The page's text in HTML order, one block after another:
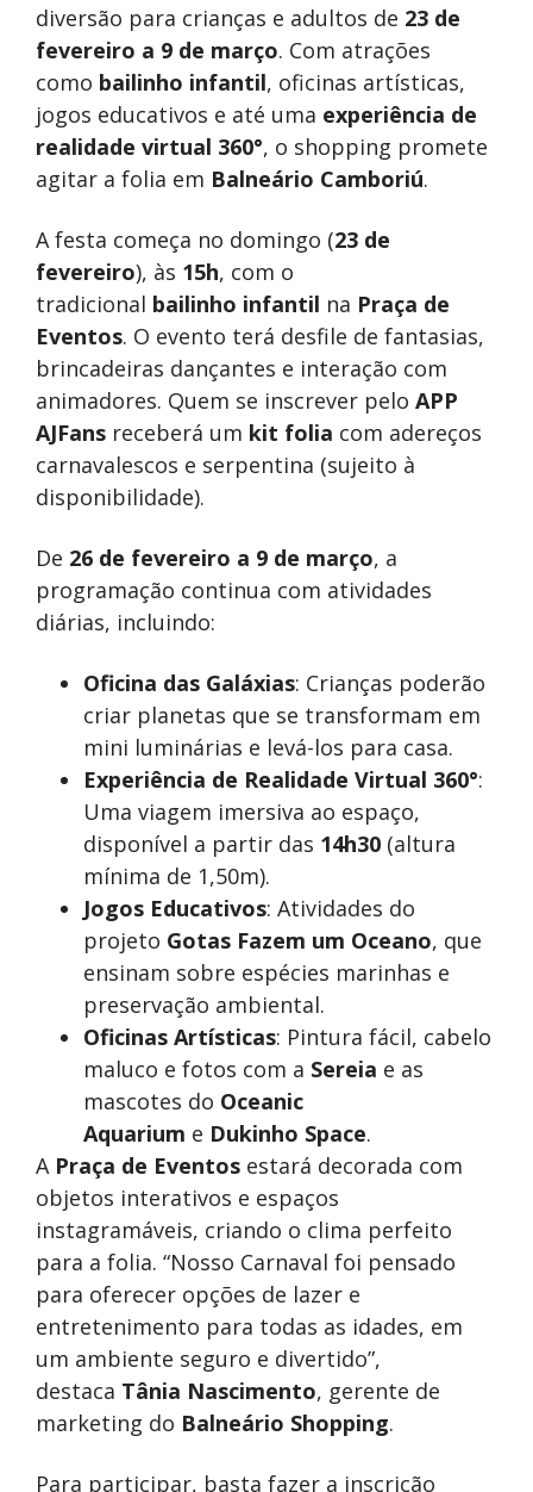
diversão para crianças e adultos de 23 de
fevereiro a 9 de março. Com atrações
como bailinho infantil, oficinas artísticas,
jogos educativos e até uma experiência de
realidade virtual 360°, o shopping promete
agitar a folia em Balneário Camboriú.
A festa começa no domingo (23 de
fevereiro), às 15h, com o
tradicional bailinho infantil na Praça de
Eventos. O evento terá desfile de fantasias,
brincadeiras dançantes e interação com
animadores. Quem se inscrever pelo APP
AJFans receberá um kit folia com adereços
carnavalescos e serpentina (sujeito à
disponibilidade).
De 26 de fevereiro a 9 de março, a
programação continua com atividades
diárias, incluindo:
Oficina das Galáxias: Crianças poderão
criar planetas que se transformam em
mini luminárias e levá-los para casa.
Experiência de Realidade Virtual 360°:
Uma viagem imersiva ao espaço,
disponível a partir das 14h30 (altura
mínima de 1,50m).
Jogos Educativos: Atividades do
projeto Gotas Fazem um Oceano, que
ensinam sobre espécies marinhas e
preservação ambiental.
Oficinas Artísticas: Pintura fácil, cabelo
maluco e fotos com a Sereia e as
mascotes do Oceanic
Aquarium e Dukinho Space.
A Praça de Eventos estará decorada com
objetos interativos e espaços
instagramáveis, criando o clima perfeito
para a folia. “Nosso Carnaval foi pensado
para oferecer opções de lazer e
entretenimento para todas as idades, em
um ambiente seguro e divertido”,
destaca Tânia Nascimento, gerente de
marketing do Balneário Shopping.
Para participar, basta fazer a inscrição